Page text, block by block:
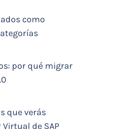
como
por qué migrar
que verás
de SAP